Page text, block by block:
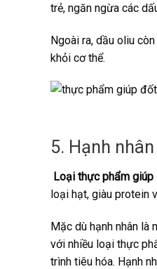
trẻ, ngăn ngừa các
Ngoài ra, dầu oliu
khỏi cơ thể.
5. Hạnh nhân
Loại thực phẩm giúp
loại hạt, giàu protein
Mặc dù hạnh nhân là
với nhiều loại thực
trình tiêu hóa. Hạnh